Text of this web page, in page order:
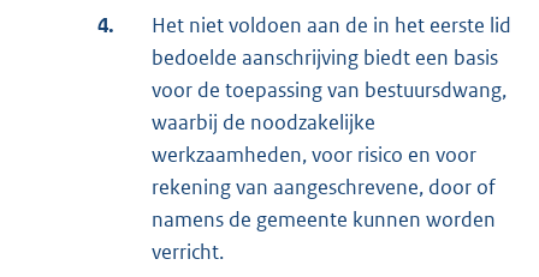
4.
Het niet voldoen aan de in het eerste lid
bedoelde aanschrijving biedt een basis
voor de toepassing van bestuursdwang,
waarbij de noodzakelijke
werkzaamheden, voor risico en voor
rekening van aangeschrevene, door of
namens de gemeente kunnen worden
verricht.